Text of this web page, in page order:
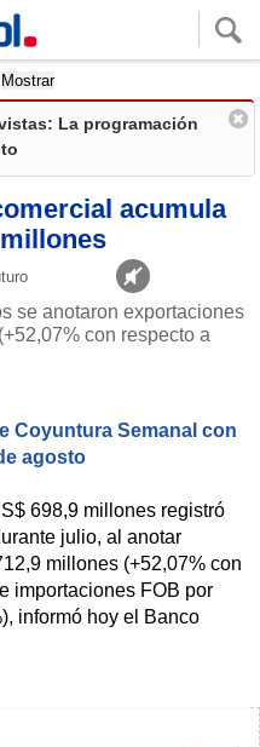
Mostrar
La programación
acumula
se anotaron exportaciones
con respecto a
Coyuntura Semanal con
agosto
698,9 millones registró
julio, al anotar
millones (+52,07% con
importaciones FOB por
informó hoy el Banco